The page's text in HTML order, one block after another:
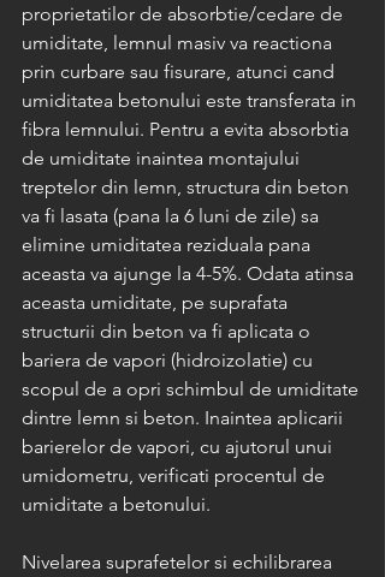
proprietatilor de absorbtie/cedare de
umiditate, lemnul masiv va reactiona
prin curbare sau fisurare, atunci cand
umiditatea betonului este transferata in
fibra lemnului. Pentru a evita absorbtia
de umiditate inaintea montajului
treptelor din lemn, structura din beton
va fi lasata (pana la 6 luni de zile) sa
elimine umiditatea reziduala pana
aceasta va ajunge la 4-5%. Odata atinsa
aceasta umiditate, pe suprafata
structurii din beton va fi aplicata o
bariera de vapori (hidroizolatie) cu
scopul de a opri schimbul de umiditate
dintre lemn si beton. Inaintea aplicarii
barierelor de vapori, cu ajutorul unui
umidometru, verificati procentul de
umiditate a betonului.
Nivelarea suprafetelor si echilibrarea